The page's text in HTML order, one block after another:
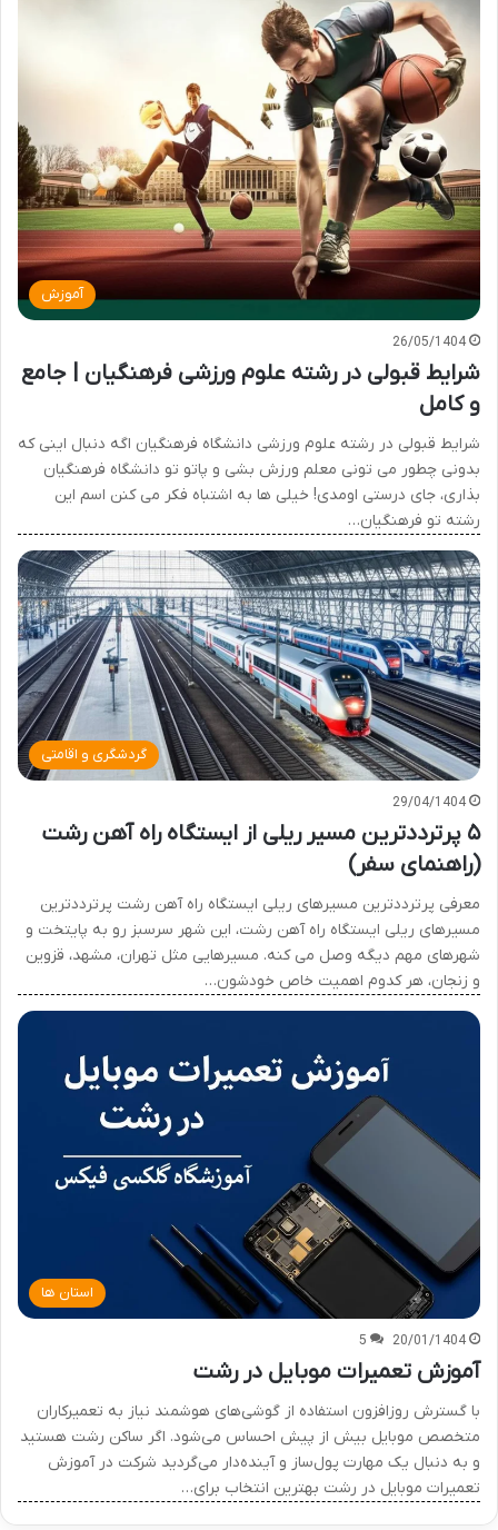
آموزش
26/05/1404
شرایط قبولی در رشته علوم ورزشی فرهنگیان | جامع
و کامل
شرایط قبولی در رشته علوم ورزشی دانشگاه فرهنگیان اگه دنبال اینی که
بدونی چطور می تونی معلم ورزش بشی و پاتو تو دانشگاه فرهنگیان
بذاری، جای درستی اومدی! خیلی ها به اشتباه فکر می کنن اسم این
رشته تو فرهنگیان…
گردشگری و اقامتی
29/04/1404
۵ پرترددترین مسیر ریلی از ایستگاه راه آهن رشت
(راهنمای سفر)
معرفی پرترددترین مسیرهای ریلی ایستگاه راه آهن رشت پرترددترین
مسیرهای ریلی ایستگاه راه آهن رشت، این شهر سرسبز رو به پایتخت و
شهرهای مهم دیگه وصل می کنه. مسیرهایی مثل تهران، مشهد، قزوین
و زنجان، هر کدوم اهمیت خاص خودشون…
استان ها
20/01/1404
5
آموزش تعمیرات موبایل در رشت
با گسترش روزافزون استفاده از گوشی‌های هوشمند نیاز به تعمیرکاران
متخصص موبایل بیش از پیش احساس می‌شود. اگر ساکن رشت هستید
و به دنبال یک مهارت پول‌ساز و آینده‌دار می‌گردید شرکت در آموزش
تعمیرات موبایل در رشت بهترین انتخاب برای…